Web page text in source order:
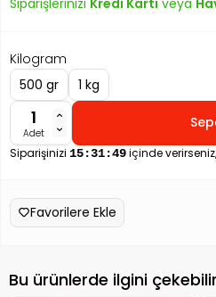
Kilogram
500 gr
1 kg
Adet
Siparişinizi 15:31:48içinde
Favorilere Ekle
Bu ürünlerde ilgini çekebilir